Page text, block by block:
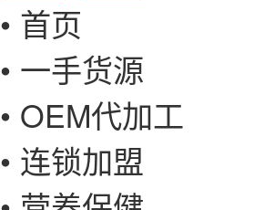
• 首页
• 一手货源
• OEM代加工
• 连锁加盟